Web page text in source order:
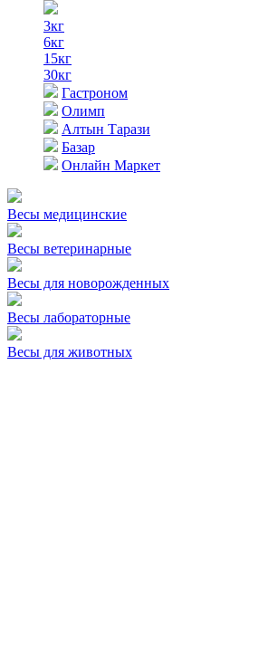
3кг
6кг
15кг
30кг
Гастроном
Олимп
Алтын Тарази
Базар
Онлайн Маркет
Весы медицинские
Весы ветеринарные
Весы для новорожденных
Весы лабораторные
Весы для животных